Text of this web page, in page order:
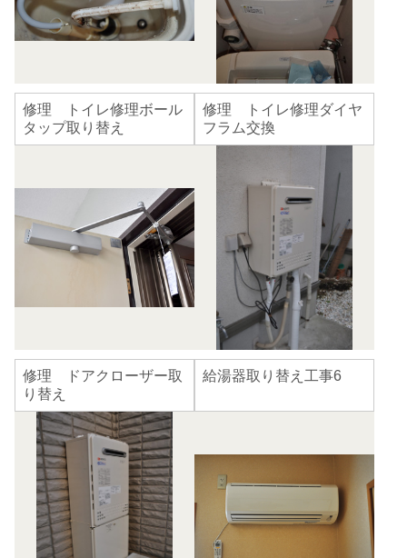
修理 トイレ修理ボール
タップ取り替え
修理 トイレ修理ダイヤ
フラム交換
修理 ドアクローザー取
り替え
給湯器取り替え工事6